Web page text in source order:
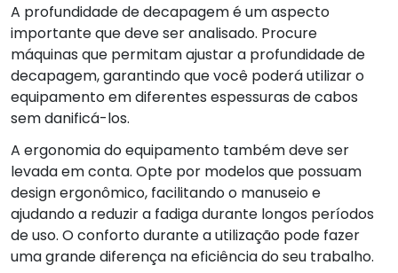
A profundidade de decapagem é um aspecto
importante que deve ser analisado. Procure
máquinas que permitam ajustar a profundidade de
decapagem, garantindo que você poderá utilizar o
equipamento em diferentes espessuras de cabos
sem danificá-los.
A ergonomia do equipamento também deve ser
levada em conta. Opte por modelos que possuam
design ergonômico, facilitando o manuseio e
ajudando a reduzir a fadiga durante longos períodos
de uso. O conforto durante a utilização pode fazer
uma grande diferença na eficiência do seu trabalho.